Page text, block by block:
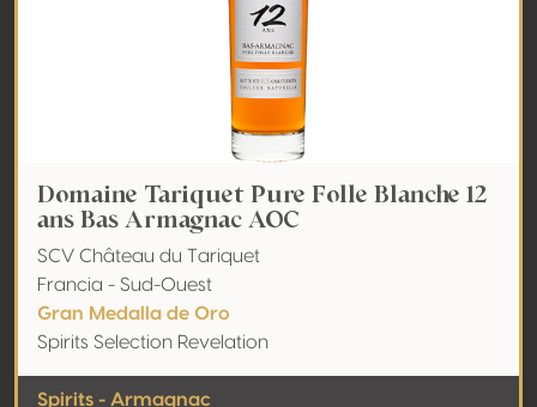
Domaine Tariquet Pure Folle Blanche 12
ans Bas Armagnac AOC
SCV Château du Tariquet
Francia - Sud-Ouest
Gran Medalla de Oro
Spirits Selection Revelation
Spirits - Armagnac